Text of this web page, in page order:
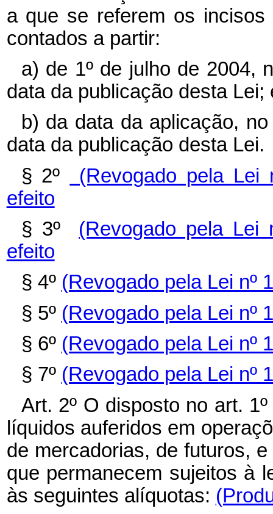
a que se referem os
contados a partir:
a) de 1º de julho de 2004,
data da publicação desta Lei;
b) da data da aplicação,
data da publicação desta Lei.
§ 2º
(Revogado pela Lei
efeito
§ 3º
(Revogado pela Lei
efeito
§ 4º (Revogado pela Lei nº
§ 5º (Revogado pela Lei nº
§ 6º (Revogado pela Lei nº
§ 7º (Revogado pela Lei nº
Art. 2º O disposto no art.
líquidos auferidos em
de mercadorias, de futuros,
que permanecem sujeitos à
às seguintes alíquotas: